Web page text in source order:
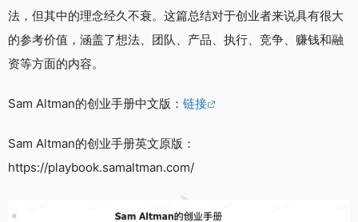
法，但其中的理念经久不衰。这篇总结对于创业者来说具有很大
的参考价值，涵盖了想法、团队、产品、执行、竞争、赚钱和融
资等方面的内容。
Sam Altman的创业手册中文版： 链接
Sam Altman的创业手册英文原版：
https://playbook.samaltman.com/